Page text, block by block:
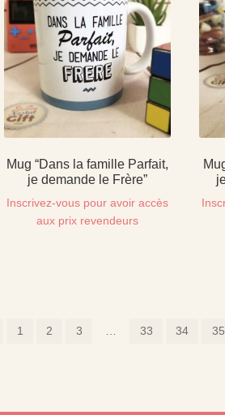
Mug “Dans la famille Parfait,
je demande le Frère”
Inscrivez-vous pour avoir accès
aux prix revendeurs
1
2 3 … 33 34 35